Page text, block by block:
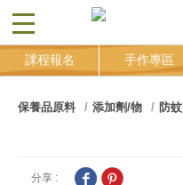
CLOSE
課程報名 手作專區
保養品原料 添加劑/物 防蚊
分享 :